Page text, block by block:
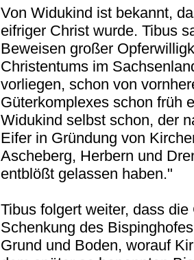
Von Widukind ist bekannt,
eifriger Christ wurde. Tibus
Beweisen großer
Christentums im
vorliegen, schon von
Güterkomplexes schon früh
Widukind selbst schon, der
Eifer in Gründung von
Ascheberg, Herbern und
entblößt gelassen haben."
Tibus folgert weiter, dass
Schenkung des
Grund und Boden, worauf